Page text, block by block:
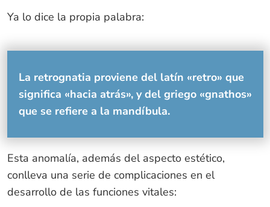
Ya lo dice la propia palabra:
La retrognatia proviene del latín «retro» que
significa «hacia atrás», y del griego «gnathos»
que se refiere a la mandíbula.
Esta anomalía, además del aspecto estético,
conlleva una serie de complicaciones en el
desarrollo de las funciones vitales: